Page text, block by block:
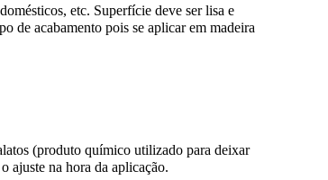
etc. Superfície deve ser lisa e
de acabamento pois se aplicar em madeira
(produto químico utilizado para deixar
ajuste na hora da aplicação.